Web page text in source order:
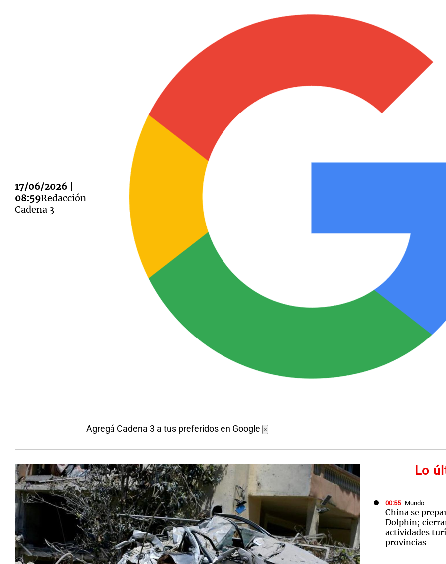
17/06/2026 |
08:59Redacción
Cadena 3
Agregá Cadena 3 a tus preferidos en Google ×
Lo
00:55 Mundo
China se
Dolphin;
actividades
provincias
Mundial 2026 La Sole en Cadena 3 Cadena 3